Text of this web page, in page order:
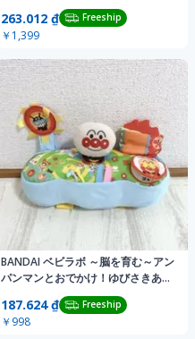
263.012 ₫ Freeship
￥1,399
BANDAI ベビラボ ～脳を育む～アン
パンマンとおでかけ！ゆびさきあそ
187.624 ₫ Freeship
￥998